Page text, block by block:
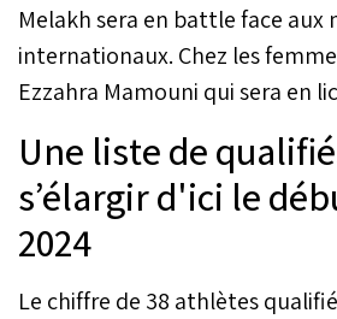
Melakh sera en battle face aux
internationaux. Chez les
Ezzahra Mamouni qui sera en
Une liste de
s’élargir d'ici le
2024
Le chiffre de 38 athlètes